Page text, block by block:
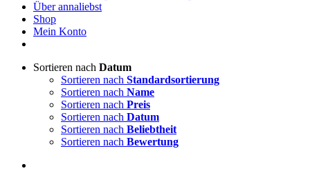
Über annaliebst
Shop
Mein Konto
Sortieren nach Datum
Sortieren nach Standardsortierung
Sortieren nach Name
Sortieren nach Preis
Sortieren nach Datum
Sortieren nach Beliebtheit
Sortieren nach Bewertung